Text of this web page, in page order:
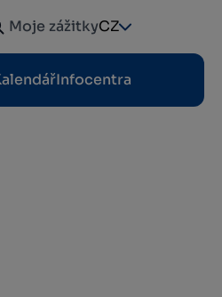
Moje zážitkyCZ
Infocentra